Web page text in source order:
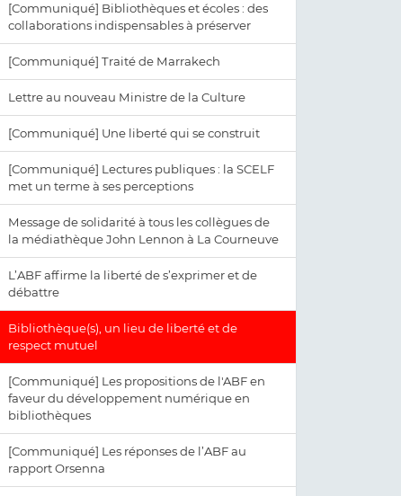
[Communiqué] Bibliothèques et écoles : des
collaborations indispensables à préserver
[Communiqué] Traité de Marrakech
Lettre au nouveau Ministre de la Culture
[Communiqué] Une liberté qui se construit
[Communiqué] Lectures publiques : la SCELF
met un terme à ses perceptions
Message de solidarité à tous les collègues de
la médiathèque John Lennon à La Courneuve
L’ABF affirme la liberté de s’exprimer et de
débattre
Bibliothèque(s), un lieu de liberté et de
respect mutuel
[Communiqué] Les propositions de l'ABF en
faveur du développement numérique en
bibliothèques
[Communiqué] Les réponses de l’ABF au
rapport Orsenna